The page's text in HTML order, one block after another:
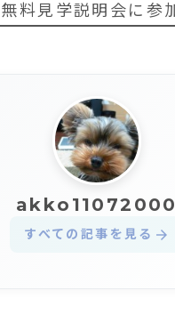
料見学説明会に参
akko11072000
すべての記事を見る arrow_forward